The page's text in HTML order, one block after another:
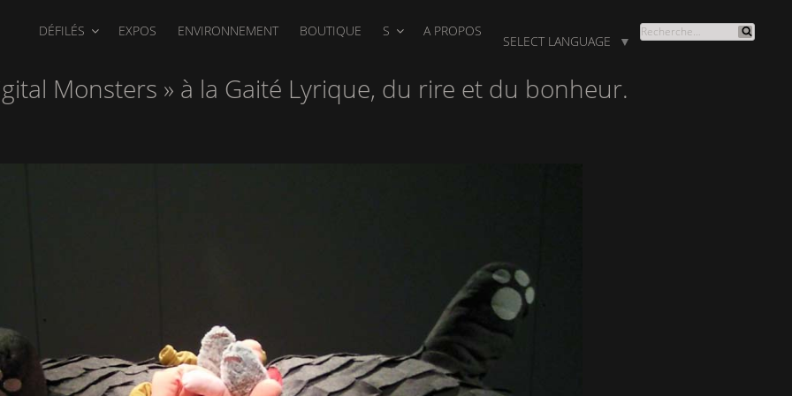
DÉFILÉS EXPOS ENVIRONNEMENT BOUTIQUE S A PROPOS
SELECT LANGUAGE ▼
RECHERCHE
Recherche
Monsters » à la Gaité Lyrique, du rire et du bonheur.